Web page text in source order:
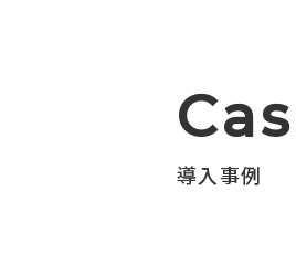
導入事例